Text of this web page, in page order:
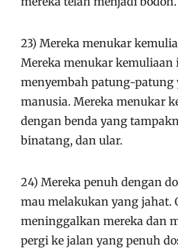
23) Mereka menukar
Mereka menukar
menyembah patung-patung
manusia. Mereka menukar
dengan benda yang
binatang, dan ular.
24) Mereka penuh dengan
mau melakukan yang jahat.
meninggalkan mereka dan
pergi ke jalan yang penuh